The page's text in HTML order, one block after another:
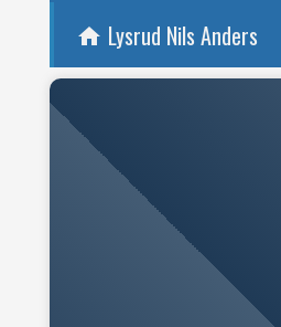
home Lysrud Nils Anders